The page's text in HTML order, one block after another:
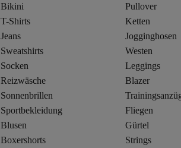
Bikini
Pullover
T-Shirts
Ketten
Jeans
Jogginghosen
Sweatshirts
Westen
Socken
Leggings
Reizwäsche
Blazer
Sonnenbrillen
Sportbekleidung
Fliegen
Blusen
Gürtel
Boxershorts
Strings